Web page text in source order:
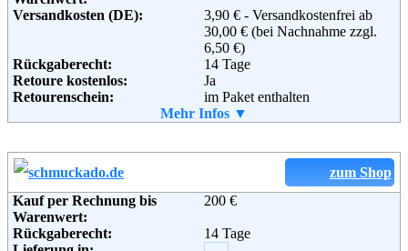
Adresse:
1-2-3.tv GmbH
Medienallee 24
85774 Unterföhring
Telefon:
01805 - 00 10 20
Email:
info@1-2-3.tv
Soziale Kanäle:
Informationen:
Versandkosten (DE):
3,90 € - Versandkostenfrei ab
30,00 € (bei Nachnahme zzgl.
6,50 €)
Rückgaberecht:
14 Tage
Retoure kostenlos:
Ja
Retourenschein:
im Paket enthalten
Adresse:
meyschmuck
32257 Bünde
Mehr Infos ▼
zum Shop
Kauf per Rechnung bis
Warenwert:
200 €
Rückgaberecht:
14 Tage